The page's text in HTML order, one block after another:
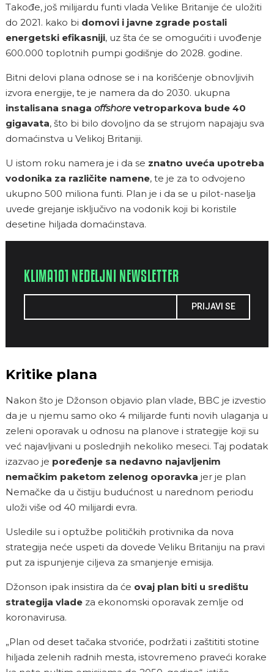
Takođe, još milijardu funti vlada Velike Britanije će uložiti
do 2021. kako bi domovi i javne zgrade postali
energetski efikasniji, uz šta će se omogućiti i uvođenje
600.000 toplotnih pumpi godišnje do 2028. godine.
Bitni delovi plana odnose se i na korišćenje obnovljivih
izvora energije, te je namera da do 2030. ukupna
instalisana snaga offshore vetroparkova bude 40
gigavata, što bi bilo dovoljno da se strujom napajaju sva
domaćinstva u Velikoj Britaniji.
U istom roku namera je i da se znatno uveća upotreba
vodonika za različite namene, te je za to odvojeno
ukupno 500 miliona funti. Plan je i da se u pilot-naselja
uvede grejanje isključivo na vodonik koji bi koristile
desetine hiljada domaćinstava.
KLIMA101 NEDELJNI NEWSLETTER
PRIJAVI SE
Kritike plana
Nakon što je Džonson objavio plan vlade, BBC je izvestio
da je u njemu samo oko 4 milijarde funti novih ulaganja u
zeleni oporavak u odnosu na planove i strategije koji su
već najavljivani u poslednjih nekoliko meseci. Taj podatak
izazvao je poređenje sa nedavno najavljenim
nemačkim paketom zelenog oporavka jer je plan
Nemačke da u čistiju budućnost u narednom periodu
uloži više od 40 milijardi evra.
Usledile su i optužbe političkih protivnika da nova
strategija neće uspeti da dovede Veliku Britaniju na pravi
put za ispunjenje ciljeva za smanjenje emisija.
Džonson ipak insistira da će ovaj plan biti u središtu
strategija vlade za ekonomski oporavak zemlje od
koronavirusa.
„Plan od deset tačaka stvoriće, podržati i zaštititi stotine
hiljada zelenih radnih mesta, istovremeno praveći korake